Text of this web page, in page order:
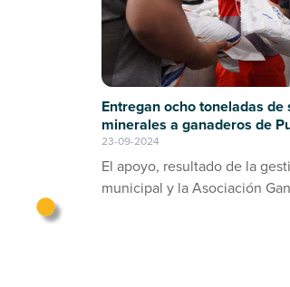
Entregan ocho toneladas de
minerales a ganaderos de
23-09-2024
El apoyo, resultado de la
municipal y la Asociación